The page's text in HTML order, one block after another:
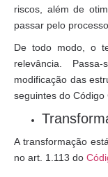
riscos, além de
passar pelo
De todo modo, o
relevância.
modificação das
seguintes do Código
A transformação
no art. 1.113 do